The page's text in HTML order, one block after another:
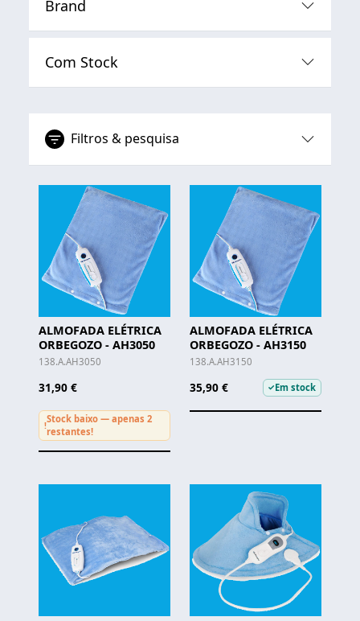
Filtros & pesquisa
ALMOFADA ELÉTRICA
ORBEGOZO - AH3050
138.A.AH3050
31,90 €
!
Stock baixo — apenas 2
restantes!
ALMOFADA ELÉTRICA
ORBEGOZO - AH3150
138.A.AH3150
35,90 € ✓Em stock
Brand
Com Stock